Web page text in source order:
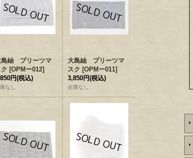
島紬 プリーツマ
[OPMー012]
円(税込)
なし
大島紬 プリーツマ
スク [OPMー011]
3,850円(税込)
在庫なし